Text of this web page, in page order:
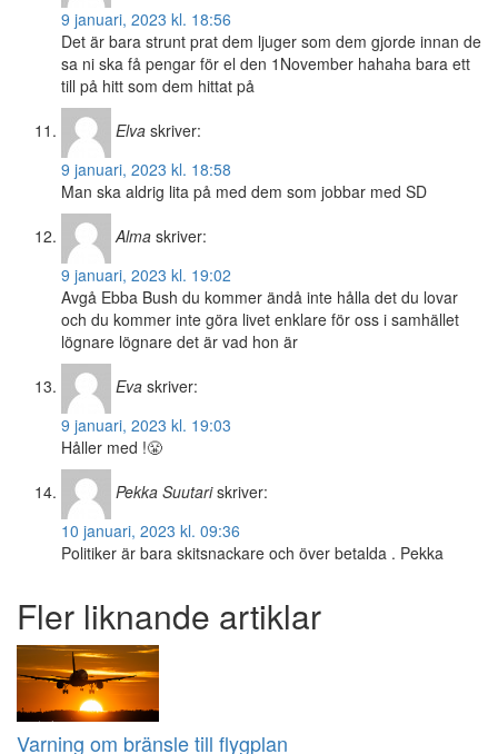
9 januari, 2023 kl. 18:56
Det är bara strunt prat dem ljuger som dem gjorde innan de
sa ni ska få pengar för el den 1November hahaha bara ett
till på hitt som dem hittat på
Elva skriver:
9 januari, 2023 kl. 18:58
Man ska aldrig lita på med dem som jobbar med SD
Alma skriver:
9 januari, 2023 kl. 19:02
Avgå Ebba Bush du kommer ändå inte hålla det du lovar
och du kommer inte göra livet enklare för oss i samhället
lögnare lögnare det är vad hon är
Eva skriver:
9 januari, 2023 kl. 19:03
Håller med !😤
Pekka Suutari skriver:
10 januari, 2023 kl. 09:36
Politiker är bara skitsnackare och över betalda . Pekka
Fler liknande artiklar
Varning om bränsle till flygplan